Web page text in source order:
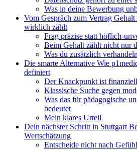
Was in deine Bewerbung
Vom Gespräch zum Vertrag
wirklich zählt
Frag präzise statt höflich-
Beim Gehalt zählt nicht nur
Was du zusätzlich
Die smarte Alternative Wie
definiert
Der Knackpunkt ist
Klassische Suche gegen
Was das für pädagogische
bedeutet
Mein klares Urteil
Dein nächster Schritt in Stuttgart
Wertschätzung
Entscheide nicht nach